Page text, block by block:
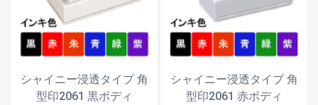
シャイニー浸透タイプ 角
型印2061 黒ボディ
シャイニー浸透タイプ 角
型印2061 赤ボディ